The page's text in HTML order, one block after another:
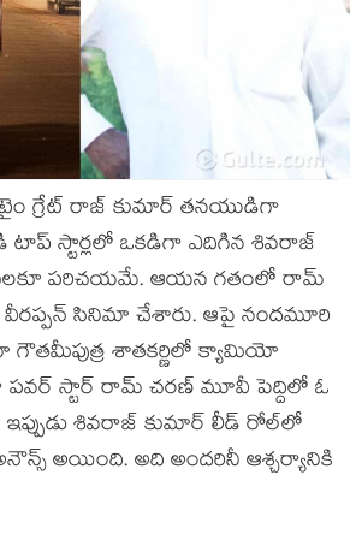
గ్రేట్ రాజ్ కుమార్ త‌న‌యుడిగా
టాప్ స్టార్ల‌లో ఒక‌డిగా ఎదిగిన‌ శివ‌రాజ్
ప‌రిచ‌య‌మే. ఆయ‌న గతంలో రామ్
వీర‌ప్ప‌న్ సినిమా చేశారు. ఆపై నంద‌మూరి
గౌత‌మీపుత్ర శాత‌క‌ర్ణిలో క్యామియో
ప‌వ‌ర్ స్టార్ రామ్ చ‌ర‌ణ్ మూవీ పెద్దిలో ఓ
ఇప్పుడు శివ‌రాజ్ కుమార్ లీడ్ రోల్‌లో
అయింది. అది అంద‌రినీ ఆశ్చ‌ర్యానికి